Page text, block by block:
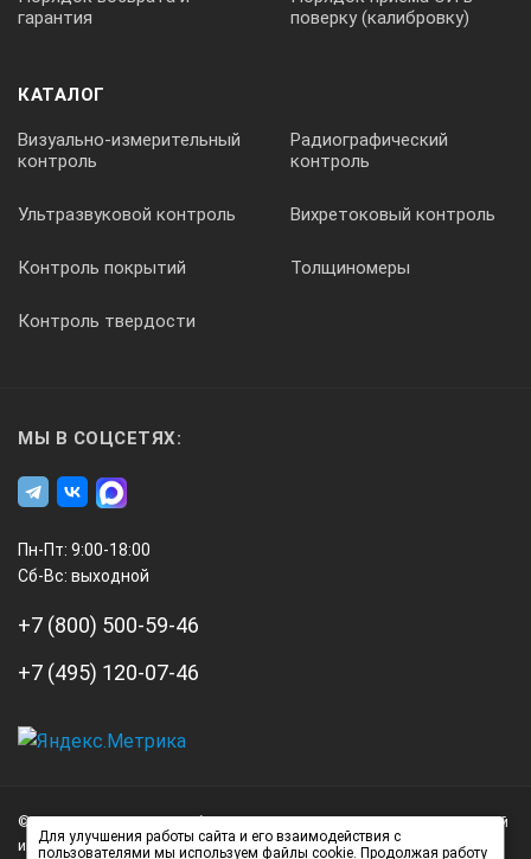
гарантия
поверку (калибровку)
КАТАЛОГ
Визуально-измерительный
контроль
Радиографический
контроль
Ультразвуковой контроль Вихретоковый контроль
Контроль покрытий Толщиномеры
Контроль твердости
МЫ В СОЦСЕТЯХ:
Пн-Пт: 9:00-18:00
Сб-Вс: выходной
+7 (800) 500-59-46
+7 (495) 120-07-46
Нагорный
© 2026 А3 Инжиниринг Обращаем Ваше внимание на то, что данный
интернет-сайт носит исключительно информационный характер и
Для улучшения работы сайта и его взаимодействия с
пользователями мы используем файлы cookie. Продолжая работу